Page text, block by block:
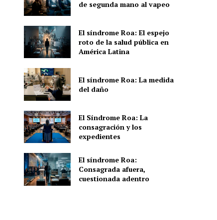
de segunda mano al vapeo
El síndrome Roa: El espejo
roto de la salud pública en
América Latina
El síndrome Roa: La medida
del daño
El Síndrome Roa: La
consagración y los
expedientes
El síndrome Roa:
Consagrada afuera,
cuestionada adentro